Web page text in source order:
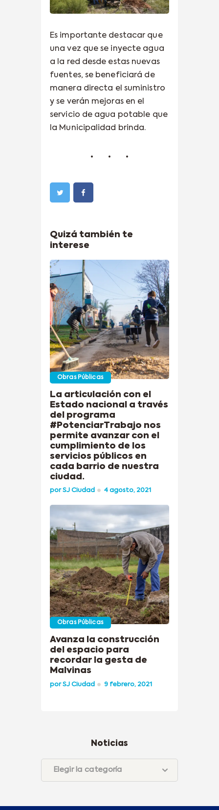
Es importante destacar que
una vez que se inyecte agua
a la red desde estas nuevas
fuentes, se beneficiará de
manera directa el suministro
y se verán mejoras en el
servicio de agua potable que
la Municipalidad brinda.
Quizá también te
interese
Obras Públicas
La articulación con el
Estado nacional a través
del programa
#PotenciarTrabajo nos
permite avanzar con el
cumplimiento de los
servicios públicos en
cada barrio de nuestra
ciudad.
porSJ Ciudad 4 agosto, 2021
Obras Públicas
Avanza la construcción
del espacio para
recordar la gesta de
Malvinas
porSJ Ciudad 9 febrero, 2021
Noticias